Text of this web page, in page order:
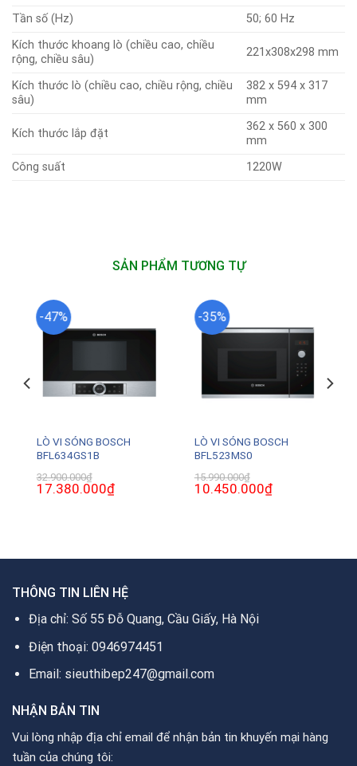
Tần số (Hz)
50; 60 Hz
Kích thước khoang lò (chiều cao, chiều
rộng, chiều sâu)
221x308x298 mm
Kích thước lò (chiều cao, chiều rộng, chiều
sâu)
382 x 594 x 317
mm
Kích thước lắp đặt
362 x 560 x 300
mm
Công suất
1220W
SẢN PHẨM TƯƠNG TỰ
-47%
LÒ VI SÓNG BOSCH
BFL634GS1B
32.900.000₫
Giá
gốc
17.380.000₫Giá
hiện
-35%
LÒ VI SÓNG BOSCH
BFL523MS0
15.990.000₫
Giá
gốc
10.450.000₫Giá
hiện
THÔNG TIN LIÊN HỆ
Địa chỉ: Số 55 Đỗ Quang, Cầu Giấy, Hà Nội
Điện thoại: 0946974451
Email: sieuthibep247@gmail.com
NHẬN BẢN TIN
Vui lòng nhập địa chỉ email để nhận bản tin khuyến mại hàng
tuần của chúng tôi: